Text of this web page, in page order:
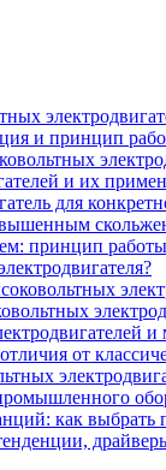
и принцип
и их
для
принцип
от
как выбрать